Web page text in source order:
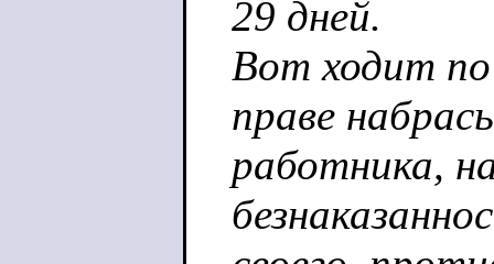
29 дней.
Вот ходит по
праве
работника,